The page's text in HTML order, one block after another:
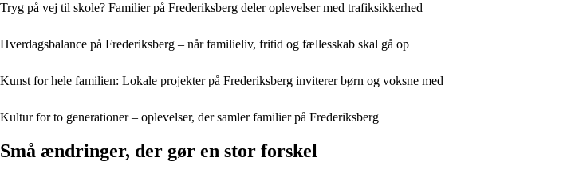
Tryg på vej til skole? Familier på Frederiksberg deler oplevelser med trafiksikkerhed
Hverdagsbalance på Frederiksberg – når familieliv, fritid og fællesskab skal gå op
Kunst for hele familien: Lokale projekter på Frederiksberg inviterer børn og voksne med
Kultur for to generationer – oplevelser, der samler familier på Frederiksberg
Små ændringer, der gør en stor forskel